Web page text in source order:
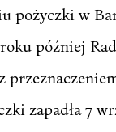
pożyczki w
później
zapadła 7